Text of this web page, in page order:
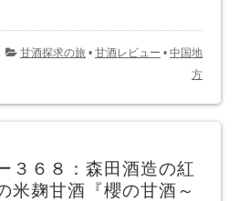
甘酒探求の旅 • 甘酒レビュー • 中国地
方
３６８：森田酒造の紅
米麹甘酒『櫻の甘酒～